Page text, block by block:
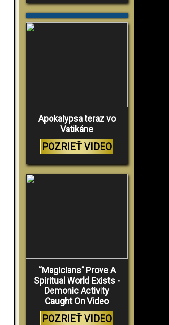
Apokalypsa teraz vo
Vatikáne
POZRIEŤ VIDEO
“Magicians” Prove A
Spiritual World Exists -
Demonic Activity
Caught On Video
POZRIEŤ VIDEO